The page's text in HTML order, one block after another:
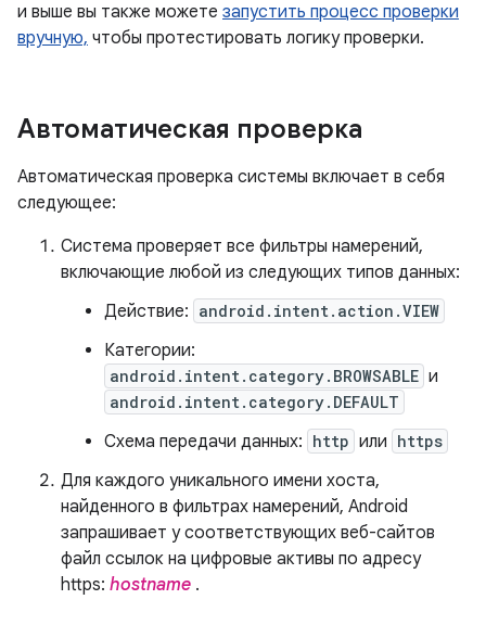
и выше вы также можете запустить процесс проверки
вручную, чтобы протестировать логику проверки.
Автоматическая проверка
Автоматическая проверка системы включает в себя
следующее:
Система проверяет все фильтры намерений,
включающие любой из следующих типов данных:
Действие: android.intent.action.VIEW
Категории:
android.intent.category.BROWSABLE и
android.intent.category.DEFAULT
Схема передачи данных: http или https
Для каждого уникального имени хоста,
найденного в фильтрах намерений, Android
запрашивает у соответствующих веб-сайтов
файл ссылок на цифровые активы по адресу
https: hostname .